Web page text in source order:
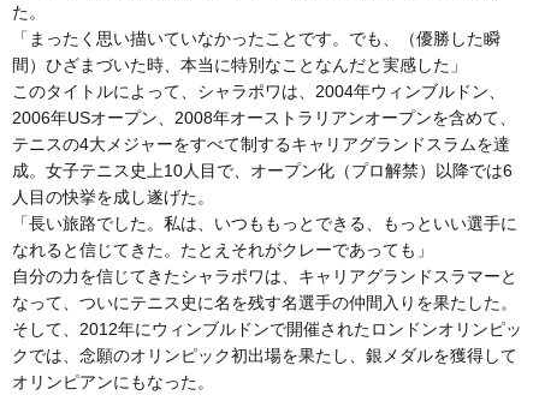
た。
「まったく思い描いていなかったことです。でも、（優勝した瞬
間）ひざまづいた時、本当に特別なことなんだと実感した」
このタイトルによって、シャラポワは、2004年ウィンブルドン、
2006年USオープン、2008年オーストラリアンオープンを含めて、
テニスの4大メジャーをすべて制するキャリアグランドスラムを達
成。女子テニス史上10人目で、オープン化（プロ解禁）以降では6
人目の快挙を成し遂げた。
「長い旅路でした。私は、いつももっとできる、もっといい選手に
なれると信じてきた。たとえそれがクレーであっても」
自分の力を信じてきたシャラポワは、キャリアグランドスラマーと
なって、ついにテニス史に名を残す名選手の仲間入りを果たした。
そして、2012年にウィンブルドンで開催されたロンドンオリンピッ
クでは、念願のオリンピック初出場を果たし、銀メダルを獲得して
オリンピアンにもなった。